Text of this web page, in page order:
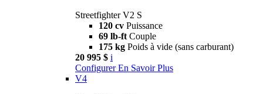
Streetfighter V2 S
120 cv Puissance
69 lb-ft Couple
175 kg Poids à vide (sans carburant)
20 995 $ i
Configurer En Savoir Plus
V4